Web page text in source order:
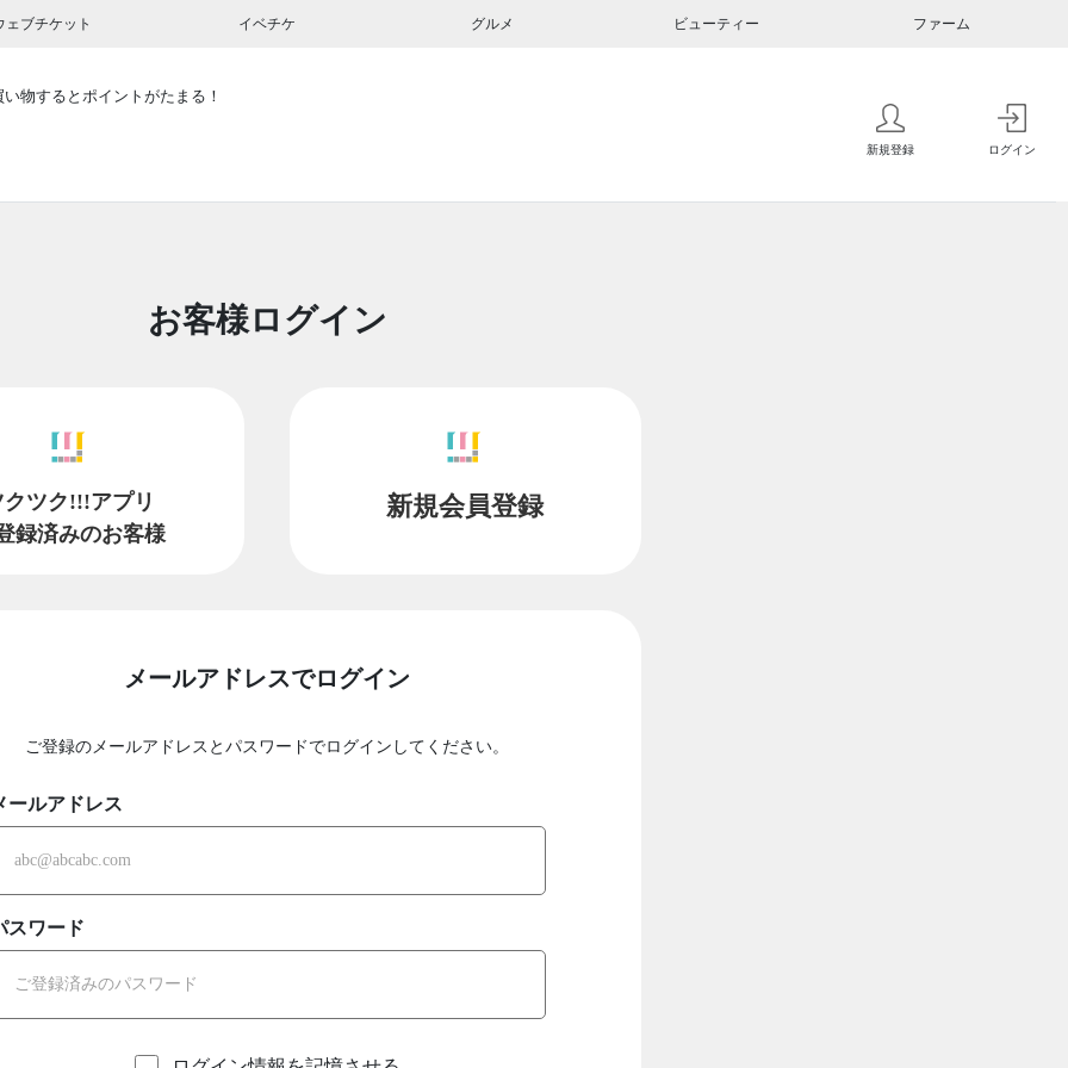
ェブチケット イベチケ グルメ ビューティー ファーム
物するとポイントがたまる！
新規登録 ログイン
お客様ログイン
クツク!!!アプリ
録済みのお客様
新規会員登録
メールアドレスでログイン
ご登録のメールアドレスとパスワードでログインしてください。
ールアドレス
スワード